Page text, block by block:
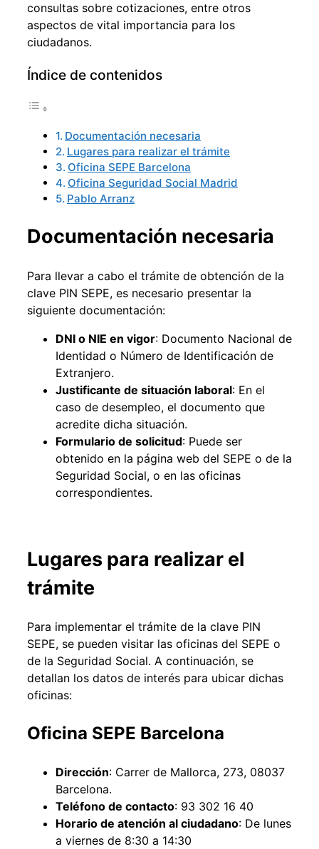
consultas sobre cotizaciones, entre otros
aspectos de vital importancia para los
ciudadanos.
Índice de contenidos
Documentación necesaria
Lugares para realizar el trámite
Oficina SEPE Barcelona
Oficina Seguridad Social Madrid
Pablo Arranz
Documentación necesaria
Para llevar a cabo el trámite de obtención de la
clave PIN SEPE, es necesario presentar la
siguiente documentación:
DNI o NIE en vigor: Documento Nacional de
Identidad o Número de Identificación de
Extranjero.
Justificante de situación laboral: En el
caso de desempleo, el documento que
acredite dicha situación.
Formulario de solicitud: Puede ser
obtenido en la página web del SEPE o de la
Seguridad Social, o en las oficinas
correspondientes.
Lugares para realizar el
trámite
Para implementar el trámite de la clave PIN
SEPE, se pueden visitar las oficinas del SEPE o
de la Seguridad Social. A continuación, se
detallan los datos de interés para ubicar dichas
oficinas:
Oficina SEPE Barcelona
Dirección: Carrer de Mallorca, 273, 08037
Barcelona.
Teléfono de contacto: 93 302 16 40
Horario de atención al ciudadano: De lunes
a viernes de 8:30 a 14:30